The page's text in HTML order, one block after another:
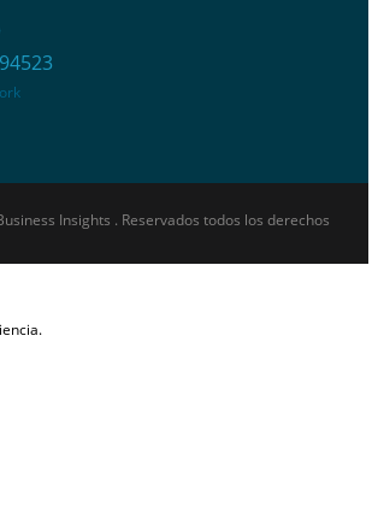
Insights . Reservados todos los derechos